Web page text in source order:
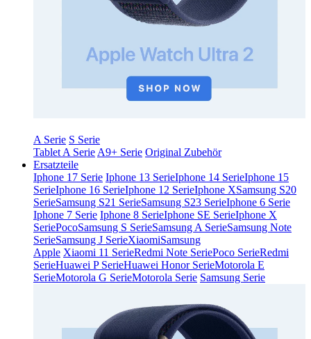
A Serie S Serie
Tablet A Serie A9+ Serie Original Zubehör
Ersatzteile
Iphone 17 Serie Iphone 13 SerieIphone 14 SerieIphone 15
SerieIphone 16 SerieIphone 12 SerieIphone XSamsung S20
SerieSamsung S21 SerieSamsung S23 SerieIphone 6 Serie
Iphone 7 Serie Iphone 8 SerieIphone SE SerieIphone X
SeriePocoSamsung S SerieSamsung A SerieSamsung Note
SerieSamsung J SerieXiaomiSamsung
Apple Xiaomi 11 SerieRedmi Note SeriePoco SerieRedmi
SerieHuawei P SerieHuawei Honor SerieMotorola E
SerieMotorola G SerieMotorola Serie Samsung Serie